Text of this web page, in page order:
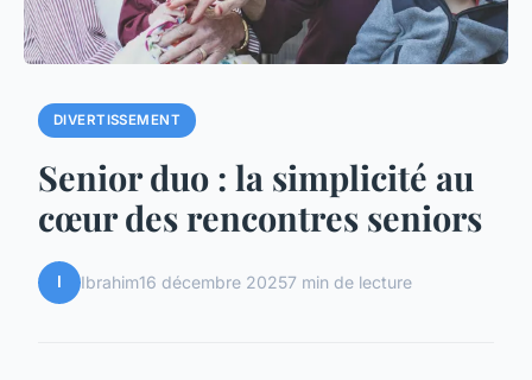
DIVERTISSEMENT
Senior duo : la simplicité au
cœur des rencontres seniors
I Ibrahim16 décembre 20257 min de lecture